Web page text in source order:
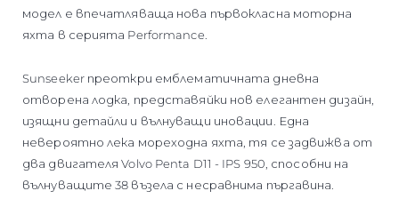
модел е впечатляваща нова първокласна моторна
яхта в серията Performance.
Sunseeker преоткри емблематичната дневна
отворена лодка, представяйки нов елегантен дизайн,
изящни детайли и вълнуващи иновации. Една
невероятно лека мореходна яхта, тя се задвижва от
два двигателя Volvo Penta D11 - IPS 950, способни на
вълнуващите 38 възела с несравнима пъргавина.